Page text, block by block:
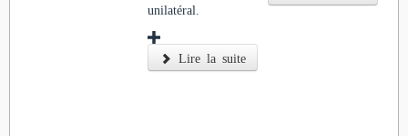
unilatéral.
Lire la suite